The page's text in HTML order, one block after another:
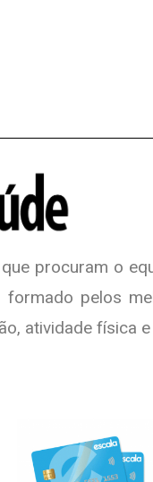
procuram o
pelos
atividade física